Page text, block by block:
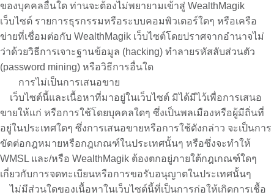
ของบุคคลอื่นใด ท่านจะต้องไม่พยายามเข้าสู่ WealthMagik
เว็บไซต์ รายการธุรกรรมหรือระบบคอมพิวเตอร์ใดๆ หรือเครือ
ข่ายที่เชื่อมต่อกับ WealthMagik เว็บไซต์โดยปราศจากอำนาจไม่
ว่าด้วยวิธีการเจาะฐานข้อมูล (hacking) ทำลายรหัสลับส่วนตัว
(password mining) หรือวิธีการอื่นใด
การไม่เป็นการเสนอขาย
เว็บไซต์นี้และเนื้อหาที่มาอยู่ในเว็บไซต์ มิได้มีไว้เพื่อการเสนอ
ขายให้แก่ หรือการใช้โดยบุคคลใดๆ ซึ่งเป็นพลเมืองหรือผู้มีถิ่นที่
อยู่ในประเทศใดๆ ซึ่งการเสนอขายหรือการใช้ดังกล่าว จะเป็นการ
ขัดต่อกฎหมายหรือกฎเกณฑ์ในประเทศนั้นๆ หรือซึ่งจะทำให้
WMSL และ/หรือ WealthMagik ต้องตกอยู่ภายใต้กฎเกณฑ์ใดๆ
เกี่ยวกับการจดทะเบียนหรือการขอรับอนุญาตในประเทศนั้นๆ
ไม่มีส่วนใดของเนื้อหาในเว็บไซต์นี้ที่เป็นการก่อให้เกิดการเชื้อ